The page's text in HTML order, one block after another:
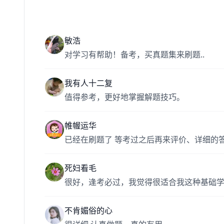
敏浩
对学习有帮助！备考，买真题集来刷题..
我有人十二复
值得参考，更好地掌握解题技巧。
帷幄运华
已经在刷题了 等考过之后再来评价、详细的
死妇看毛
很好，逢考必过，我觉得很适合我这种基础学
不肯媚俗的心